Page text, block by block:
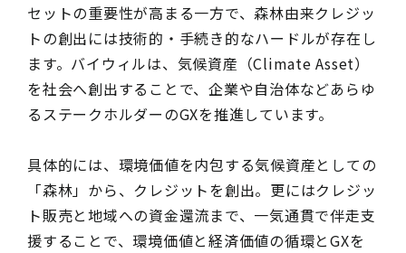
セットの重要性が高まる一方で、森林由来クレジッ
トの創出には技術的・手続き的なハードルが存在し
ます。バイウィルは、気候資産（Climate Asset）
を社会へ創出することで、企業や自治体などあらゆ
るステークホルダーのGXを推進しています。
具体的には、環境価値を内包する気候資産としての
「森林」から、クレジットを創出。更にはクレジッ
ト販売と地域への資金還流まで、一気通貫で伴走支
援することで、環境価値と経済価値の循環とGXを